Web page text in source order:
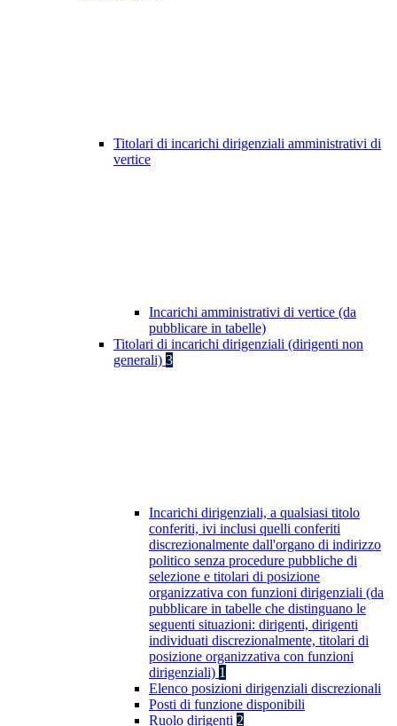
Titolari di incarichi dirigenziali amministrativi di
vertice
Incarichi amministrativi di vertice (da
pubblicare in tabelle)
Titolari di incarichi dirigenziali (dirigenti non
generali) 3
Incarichi dirigenziali, a qualsiasi titolo
conferiti, ivi inclusi quelli conferiti
discrezionalmente dall'organo di indirizzo
politico senza procedure pubbliche di
selezione e titolari di posizione
organizzativa con funzioni dirigenziali (da
pubblicare in tabelle che distinguano le
seguenti situazioni: dirigenti, dirigenti
individuati discrezionalmente, titolari di
posizione organizzativa con funzioni
dirigenziali) 1
Elenco posizioni dirigenziali discrezionali
Posti di funzione disponibili
Ruolo dirigenti 2